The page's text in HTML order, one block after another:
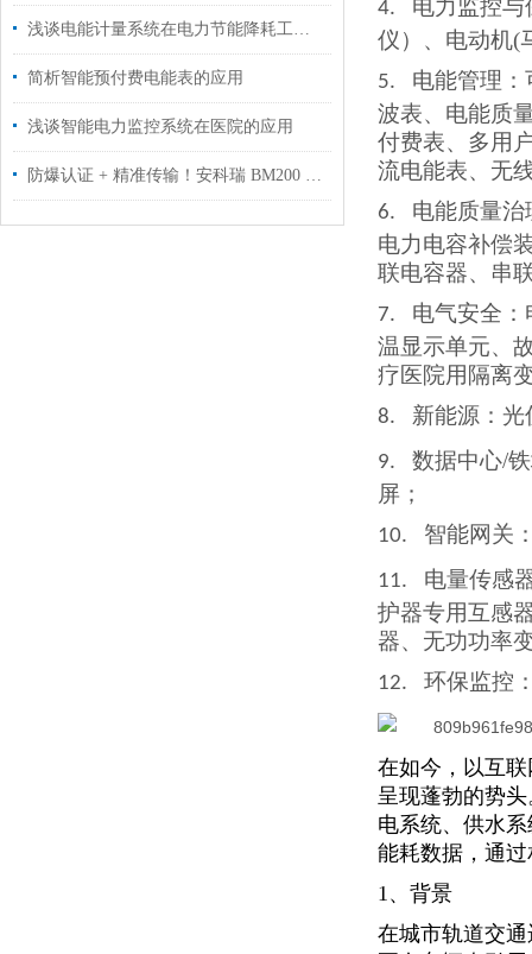
浅谈电能计量系统在电力节能降耗工作中的应用
简析智能预付费电能表的应用
浅谈智能电力监控系统在医院的应用
防爆认证 + 精准传输！安科瑞 BM200 安全栅成石油行业安全新选择
4.
电力监控
仪）、电动机(
5.
电能管理
波表、电能质
付费表、多用
流电能表、无
6.
电能质量
电力电容补偿
联电容器、串
7.
电气安全
温显示单元、
疗医院用隔离
8. 新能源：
9.
数据中心/
屏；
10. 智能网关
11.
电量传感
护器专用互感
器、无功功率
12. 环保监控
在如今，以互
呈现蓬勃的势
电系统、供水
能耗数据，通
1、背景
在城市轨道交